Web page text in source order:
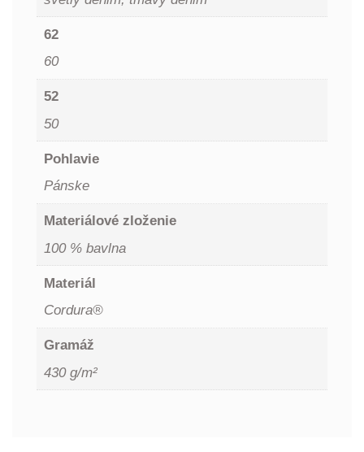
62
60
52
50
Pohlavie
Pánske
Materiálové zloženie
100 % bavlna
Materiál
Cordura®
Gramáž
430 g/m²